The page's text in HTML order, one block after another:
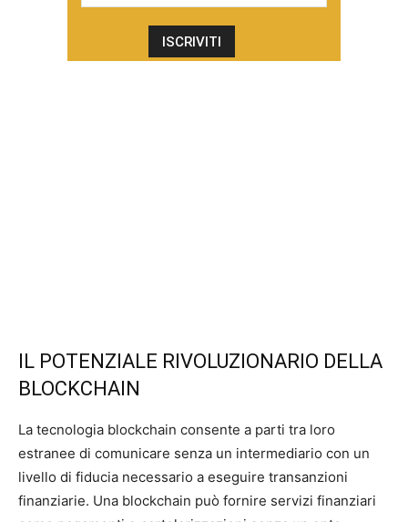
IL POTENZIALE RIVOLUZIONARIO DELLA
BLOCKCHAIN
La tecnologia blockchain consente a parti tra loro
estranee di comunicare senza un intermediario con un
livello di fiducia necessario a eseguire transanzioni
finanziarie. Una blockchain può fornire servizi finanziari